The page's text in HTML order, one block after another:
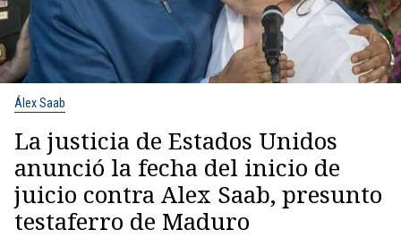
Álex Saab
La justicia de Estados Unidos
anunció la fecha del inicio de
juicio contra Alex Saab, presunto
testaferro de Maduro